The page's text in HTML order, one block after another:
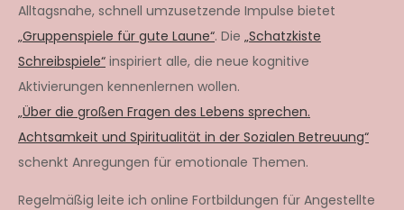
Alltagsnahe, schnell umzusetzende Impulse bietet
„Gruppenspiele für gute Laune“. Die „Schatzkiste
Schreibspiele“ inspiriert alle, die neue kognitive
Aktivierungen kennenlernen wollen.
„Über die großen Fragen des Lebens sprechen.
Achtsamkeit und Spiritualität in der Sozialen Betreuung“
schenkt Anregungen für emotionale Themen.
Regelmäßig leite ich online Fortbildungen für Angestellte